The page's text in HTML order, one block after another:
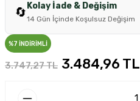
🔄 Kolay İade & Değişim
14 Gün İçinde Koşulsuz Değişim
%7 İNDİRİMLİ
3.747,27 TL 3.484,96 TL